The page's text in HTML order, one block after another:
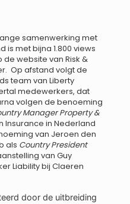
samenwerking met
is met bijna 1.800 views
website van Risk &
Op afstand volgt de
team van Liberty
medewerkers, dat
volgen de benoeming
Manager Property &
Insurance in Nederland
van Jeroen den
als Country President
van Guy
Liability bij Claeren
door de uitbreiding